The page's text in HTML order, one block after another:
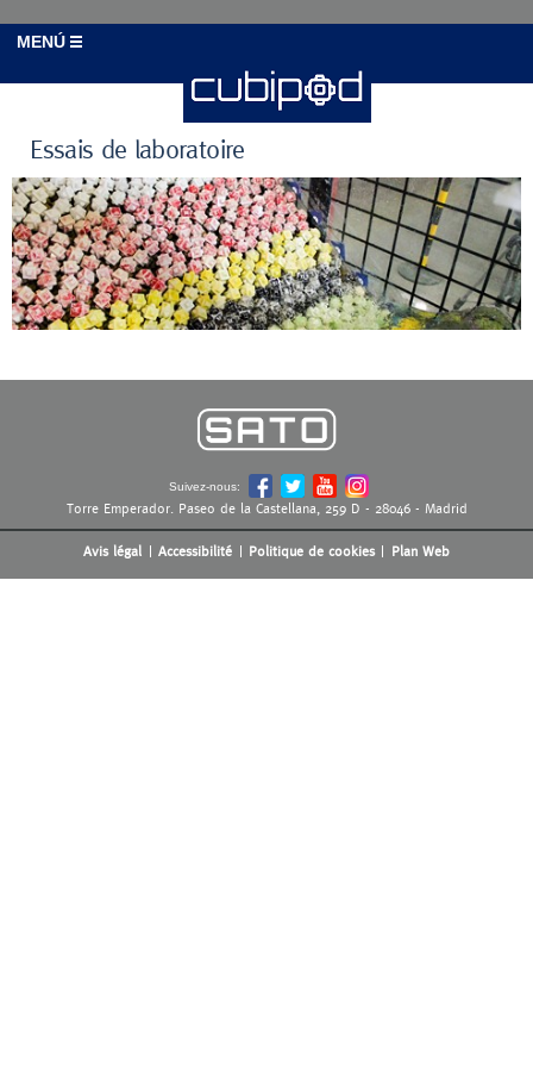
MENÚ
Essais de laboratoire
Suivez-nous:
Torre Emperador. Paseo de la Castellana, 259 D - 28046 - Madrid
Avis légal Accessibilité Politique de cookies Plan Web